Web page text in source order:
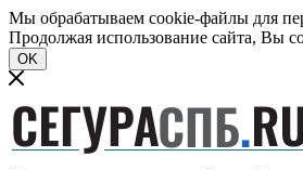
Мы обрабатываем cookie-файлы для
Продолжая использование сайта, Вы
OK